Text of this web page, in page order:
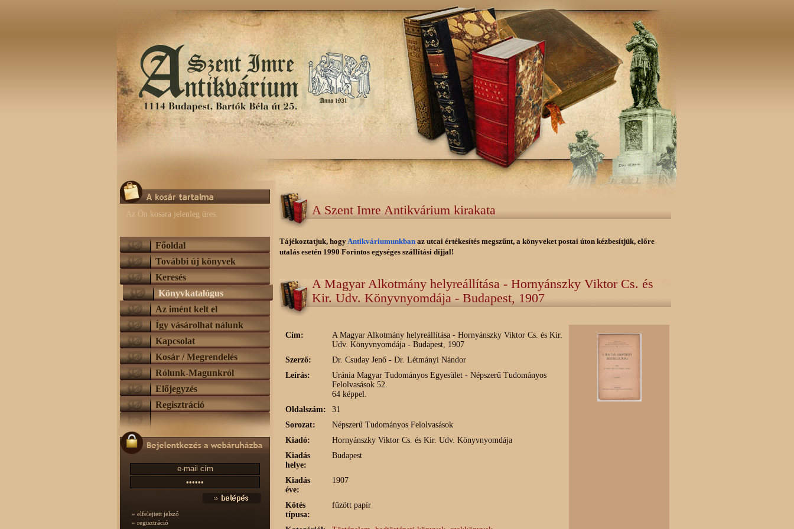
Az Ön kosara jelenleg üres.
Főoldal
További új könyvek
Keresés
Könyvkatalógus
Az imént kelt el
Így vásárolhat nálunk
Kapcsolat
Kosár / Megrendelés
Rólunk-Magunkról
Előjegyzés
Regisztráció
» elfelejtett jelszó
» regisztráció
A Szent Imre Antikvárium kirakata
Tájékoztatjuk, hogyAntikváriumunkban az utcai értékesítés megszűnt, a könyveket postai úton kézbesítjük, előre
utalás esetén 1990 Forintos egységes szállítási díjjal!
A Magyar Alkotmány helyreállítása - Hornyánszky Viktor Cs. és
Kir. Udv. Könyvnyomdája - Budapest, 1907
Cím:
A Magyar Alkotmány helyreállítása - Hornyánszky Viktor Cs. és Kir.
Udv. Könyvnyomdája - Budapest, 1907
Szerző:
Dr. Csuday Jenő - Dr. Létmányi Nándor
Leírás:
Uránia Magyar Tudományos Egyesület - Népszerű Tudományos
Felolvasások 52.
64 képpel.
Oldalszám:
31
Sorozat:
Népszerű Tudományos Felolvasások
Kiadó:
Hornyánszky Viktor Cs. és Kir. Udv. Könyvnyomdája
Kiadás
helye:
Budapest
Kiadás
éve:
1907
Kötés
típusa:
fűzött papír